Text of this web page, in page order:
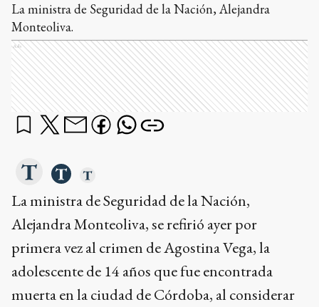
La ministra de Seguridad de la Nación, Alejandra
Monteoliva.
Ads
La ministra de Seguridad de la Nación,
Alejandra Monteoliva, se refirió ayer por
primera vez al crimen de Agostina Vega, la
adolescente de 14 años que fue encontrada
muerta en la ciudad de Córdoba, al considerar